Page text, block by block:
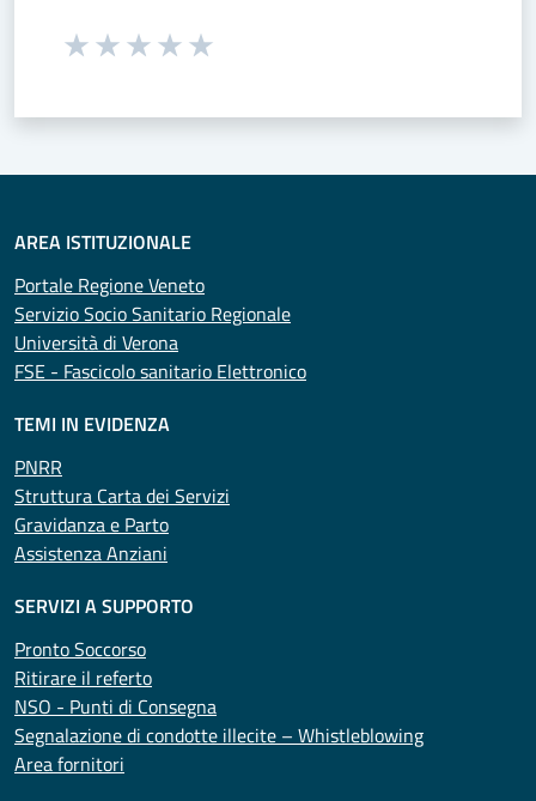
Seleziona una valutazione da 1 a 5 stelle
AREA ISTITUZIONALE
Portale Regione Veneto
Servizio Socio Sanitario Regionale
Università di Verona
FSE - Fascicolo sanitario Elettronico
TEMI IN EVIDENZA
PNRR
Struttura Carta dei Servizi
Gravidanza e Parto
Assistenza Anziani
SERVIZI A SUPPORTO
Pronto Soccorso
Ritirare il referto
NSO - Punti di Consegna
Segnalazione di condotte illecite – Whistleblowing
Area fornitori